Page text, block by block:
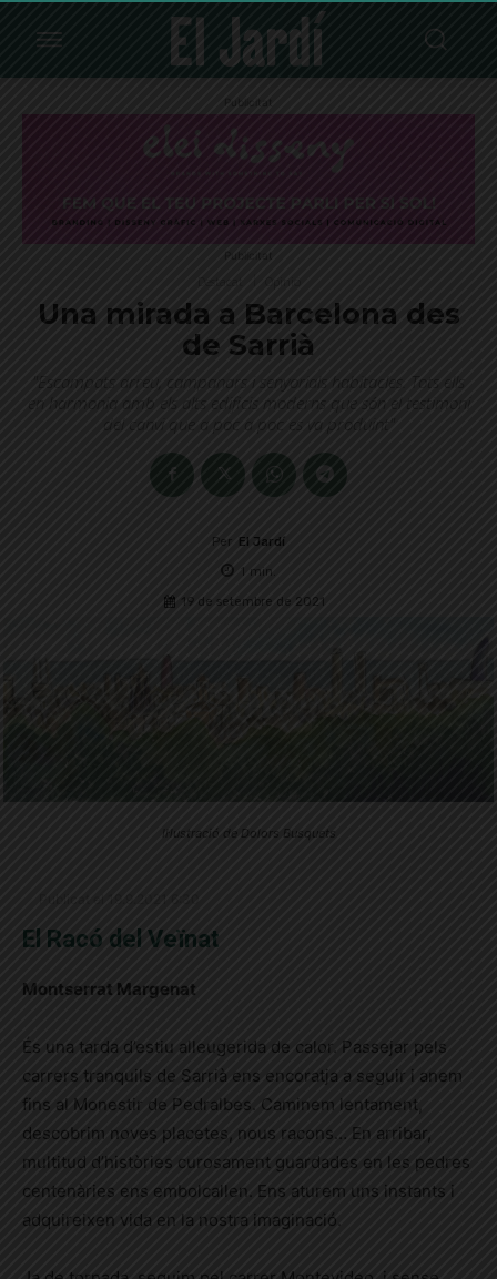
Publicitat
Publicitat
Una mirada a Barcelona des
de Sarrià
"Escampats arreu, campanars i senyorials habitacles. Tots ells
en harmonia amb els alts edificis moderns que són el testimoni
del canvi que a poc a poc es va produint"
Per El Jardí
1 min.
19 de setembre de 2021
Il·lustració de Dolors Busquets
El Racó del Veïnat
Montserrat Margenat
És una tarda d’estiu alleugerida de calor. Passejar pels
carrers tranquils de Sarrià ens encoratja a seguir i anem
fins al Monestir de Pedralbes. Caminem lentament,
descobrim noves placetes, nous racons… En arribar,
multitud d’històries curosament guardades en les pedres
centenàries ens embolcallen. Ens aturem uns instants i
adquireixen vida en la nostra imaginació.